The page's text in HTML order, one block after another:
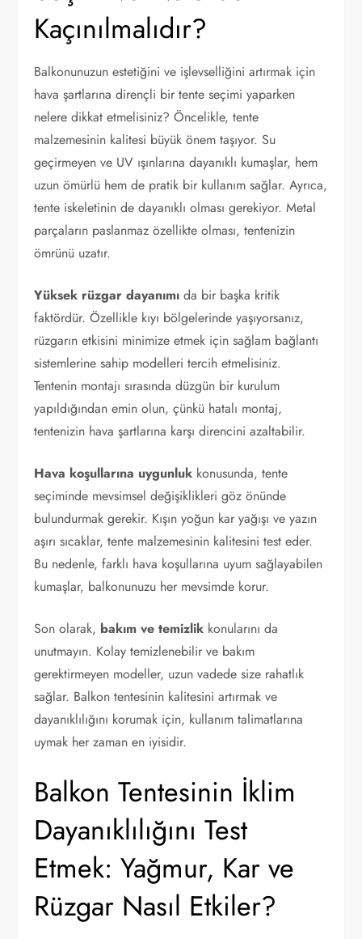
Kaçınılmalıdır?
Balkonunuzun estetiğini ve işlevselliğini artırmak için
hava şartlarına dirençli bir tente seçimi yaparken
nelere dikkat etmelisiniz? Öncelikle, tente
malzemesinin kalitesi büyük önem taşıyor. Su
geçirmeyen ve UV ışınlarına dayanıklı kumaşlar, hem
uzun ömürlü hem de pratik bir kullanım sağlar. Ayrıca,
tente iskeletinin de dayanıklı olması gerekiyor. Metal
parçaların paslanmaz özellikte olması, tentenizin
ömrünü uzatır.
Yüksek rüzgar dayanımı da bir başka kritik
faktördür. Özellikle kıyı bölgelerinde yaşıyorsanız,
rüzgarın etkisini minimize etmek için sağlam bağlantı
sistemlerine sahip modelleri tercih etmelisiniz.
Tentenin montajı sırasında düzgün bir kurulum
yapıldığından emin olun, çünkü hatalı montaj,
tentenizin hava şartlarına karşı direncini azaltabilir.
Hava koşullarına uygunluk konusunda, tente
seçiminde mevsimsel değişiklikleri göz önünde
bulundurmak gerekir. Kışın yoğun kar yağışı ve yazın
aşırı sıcaklar, tente malzemesinin kalitesini test eder.
Bu nedenle, farklı hava koşullarına uyum sağlayabilen
kumaşlar, balkonunuzu her mevsimde korur.
Son olarak, bakım ve temizlik konularını da
unutmayın. Kolay temizlenebilir ve bakım
gerektirmeyen modeller, uzun vadede size rahatlık
sağlar. Balkon tentesinin kalitesini artırmak ve
dayanıklılığını korumak için, kullanım talimatlarına
uymak her zaman en iyisidir.
Balkon Tentesinin İklim
Dayanıklılığını Test
Etmek: Yağmur, Kar ve
Rüzgar Nasıl Etkiler?